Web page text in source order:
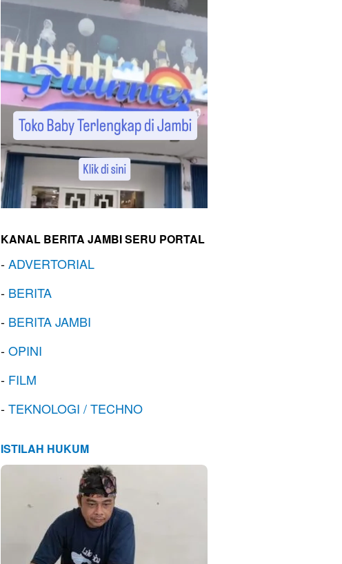
KANAL BERITA JAMBI SERU PORTAL
-ADVERTORIAL
- BERITA
- BERITA JAMBI
-OPINI
- FILM
-TEKNOLOGI / TECHNO
ISTILAH HUKUM